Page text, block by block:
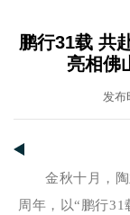
鹏行31载 共
亮相佛
发布
金秋十月，
周年，以“鹏行